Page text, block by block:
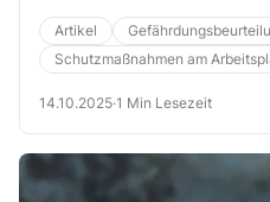
Dehnungsfuge überquert werden.
dabei zu dem tragischen Unfall
Arbeitgeber daraus zog.
Artikel
Schutzmaßnahmen am
14.10.2025·1 Min Lesezeit